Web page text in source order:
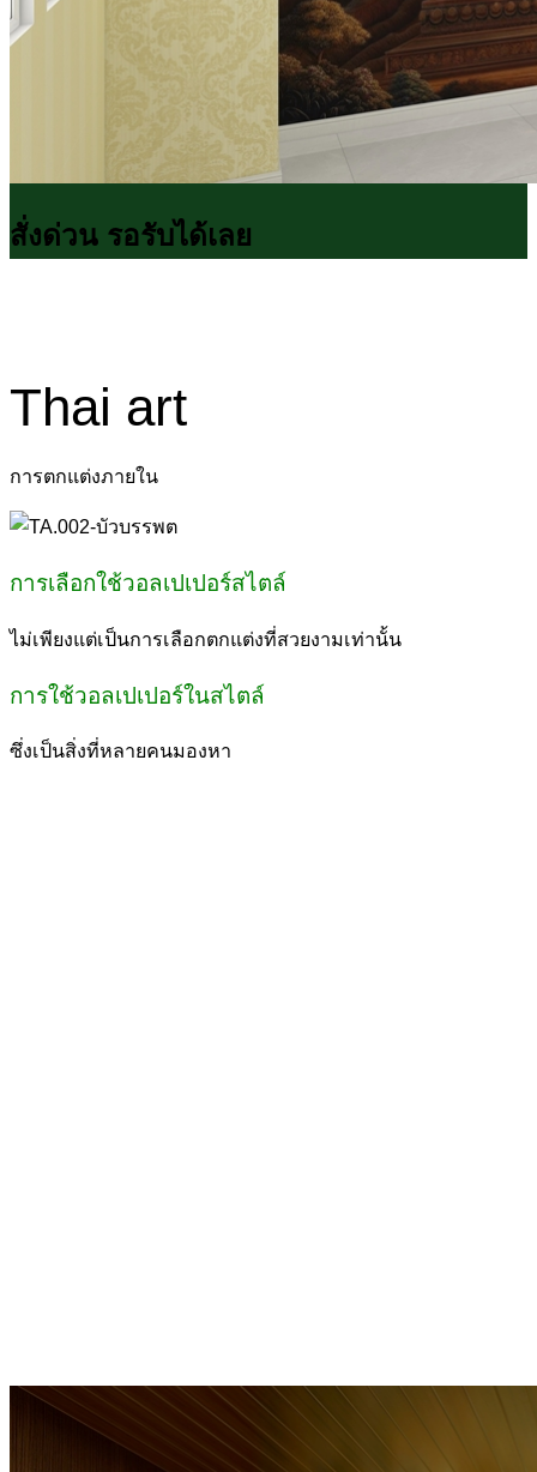
สั่งด่วน รอรับได้เลย
Thai art
การตกแต่งภายใน
การเลือกใช้วอลเปเปอร์สไตล์
ไม่เพียงแต่เป็นการเลือกตกแต่งที่สวยงามเท่านั้น
การใช้วอลเปเปอร์ในสไตล์
ซึ่งเป็นสิ่งที่หลายคนมองหา